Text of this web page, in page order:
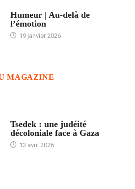
Humeur | Au-delà de
l’émotion
19 janvier 2026
MAGAZINE
Tsedek : une judéité
décoloniale face à Gaza
13 avril 2026